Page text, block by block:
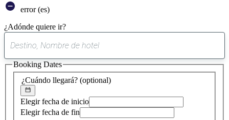
error (es)
¿Adónde quiere ir?
sugerencia
encontrada
¿Cuándo llegará? (optional)
Elegir fecha de inicio
Elegir fecha de fin
Booking Dates